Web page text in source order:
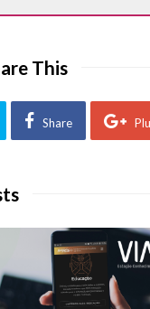
This
Share